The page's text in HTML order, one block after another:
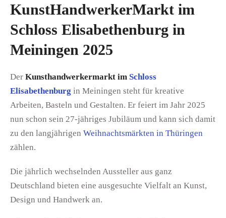
KunstHandwerkerMarkt im
Schloss Elisabethenburg in
Meiningen 2025
Der Kunsthandwerkermarkt im Schloss
Elisabethenburg in Meiningen steht für kreative
Arbeiten, Basteln und Gestalten. Er feiert im Jahr 2025
nun schon sein 27-jähriges Jubiläum und kann sich damit
zu den langjährigen Weihnachtsmärkten in Thüringen
zählen.
Die jährlich wechselnden Aussteller aus ganz
Deutschland bieten eine ausgesuchte Vielfalt an Kunst,
Design und Handwerk an.